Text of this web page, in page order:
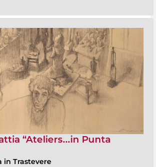
“Ateliers...in Punta
in Trastevere